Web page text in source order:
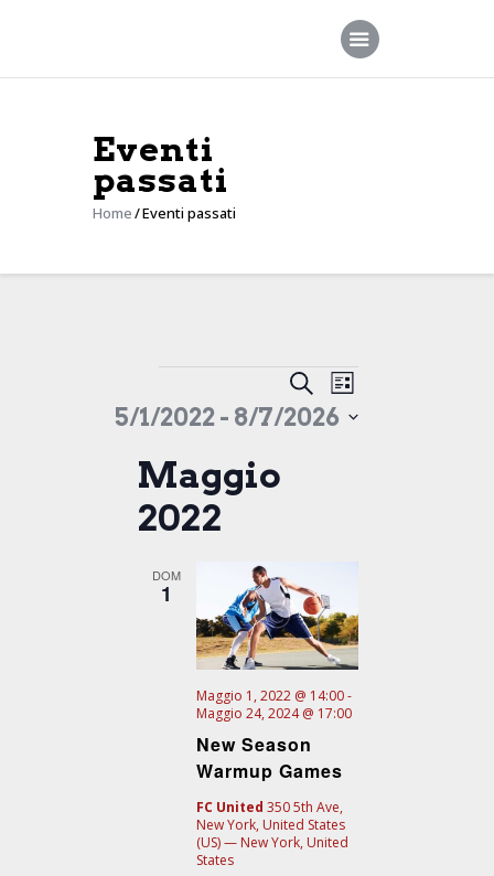
Eventi
passati
Home Eventi passati
Home
Società
Squadre
E
v
e
i
c
e
r
c
a
e
v
i
s
C
e
r
E
v
e
e
N
a
v
i
a
i
o
L
i
5/1/2022 - 8/7/2026
Maggio
2022
DOM
1
New Season
Warmup Games
Maggio 1, 2022 @ 14:00-
Maggio 24, 2024 @ 17:00
FC United 350 5th Ave,
New York, United States
(US) — New York, United
States